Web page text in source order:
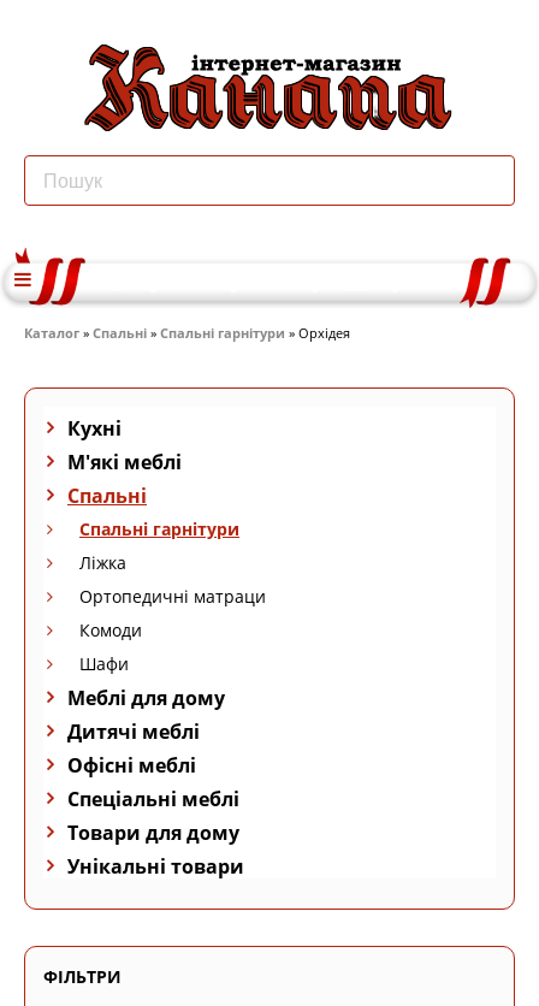
Каталог » Спальні » Спальні гарнітури » Орхідея
Кухні
М'які меблі
Спальні
Спальні гарнітури
Ліжка
Ортопедичні матраци
Комоди
Шафи
Меблі для дому
Дитячі меблі
Офісні меблі
Спеціальні меблі
Товари для дому
Унікальні товари
ФІЛЬТРИ